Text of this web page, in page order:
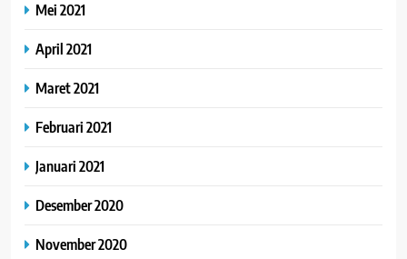
Mei 2021
April 2021
Maret 2021
Februari 2021
Januari 2021
Desember 2020
November 2020